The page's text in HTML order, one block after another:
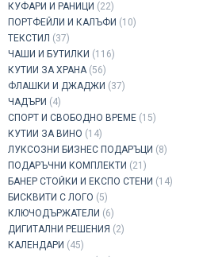
КУФАРИ И РАНИЦИ (22)
ПОРТФЕЙЛИ И КАЛЪФИ (10)
ТЕКСТИЛ (37)
ЧАШИ И БУТИЛКИ (116)
КУТИИ ЗА ХРАНА (56)
ФЛАШКИ И ДЖАДЖИ (37)
ЧАДЪРИ (4)
СПОРТ И СВОБОДНО ВРЕМЕ (15)
КУТИИ ЗА ВИНО (14)
ЛУКСОЗНИ БИЗНЕС ПОДАРЪЦИ (8)
ПОДАРЪЧНИ КОМПЛЕКТИ (21)
БАНЕР СТОЙКИ И ЕКСПО СТЕНИ (14)
БИСКВИТИ С ЛОГО (5)
КЛЮЧОДЪРЖАТЕЛИ (6)
ДИГИТАЛНИ РЕШЕНИЯ (2)
КАЛЕНДАРИ (45)